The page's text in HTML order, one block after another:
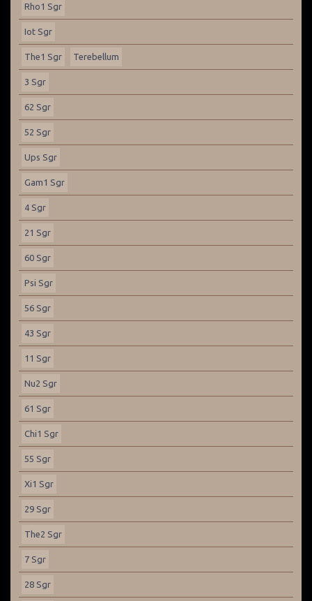
Rho1 Sgr
Iot Sgr
The1 Sgr Terebellum
3 Sgr
62 Sgr
52 Sgr
Ups Sgr
Gam1 Sgr
4 Sgr
21 Sgr
60 Sgr
Psi Sgr
56 Sgr
43 Sgr
11 Sgr
Nu2 Sgr
61 Sgr
Chi1 Sgr
55 Sgr
Xi1 Sgr
29 Sgr
The2 Sgr
7 Sgr
28 Sgr